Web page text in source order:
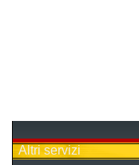
Altri servizi